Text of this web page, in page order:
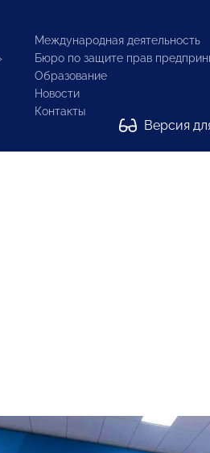
Международная деятельность
Бюро по защите прав
Образование
Новости
Контакты
Версия